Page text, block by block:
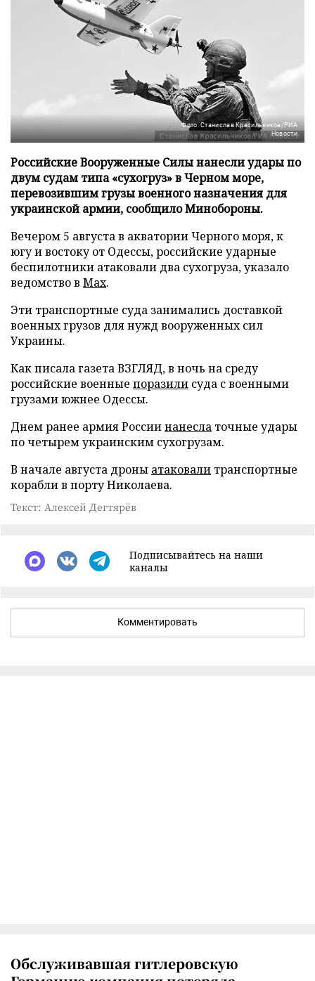
Фото: Станислав Красильников/РИА
Новости
Российские Вооруженные Силы нанесли удары по
двум судам типа «сухогруз» в Черном море,
перевозившим грузы военного назначения для
украинской армии, сообщило Минобороны.
Вечером 5 августа в акватории Черного моря, к
югу и востоку от Одессы, российские ударные
беспилотники атаковали два сухогруза, указало
ведомство в Max.
Эти транспортные суда занимались доставкой
военных грузов для нужд вооруженных сил
Украины.
Как писала газета ВЗГЛЯД, в ночь на среду
российские военные поразили суда с военными
грузами южнее Одессы.
Днем ранее армия Россиинанесла точные удары
по четырем украинским сухогрузам.
В начале августа дроны атаковали транспортные
корабли в порту Николаева.
Текст: Алексей Дегтярёв
Подписывайтесь на наши
каналы
Комментировать
Обслуживавшая гитлеровскую